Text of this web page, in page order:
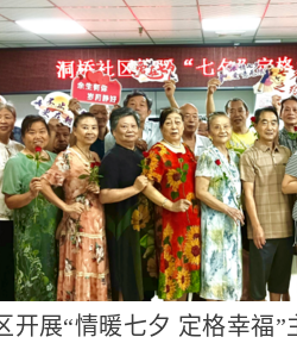
开展“情暖七夕 定格幸福